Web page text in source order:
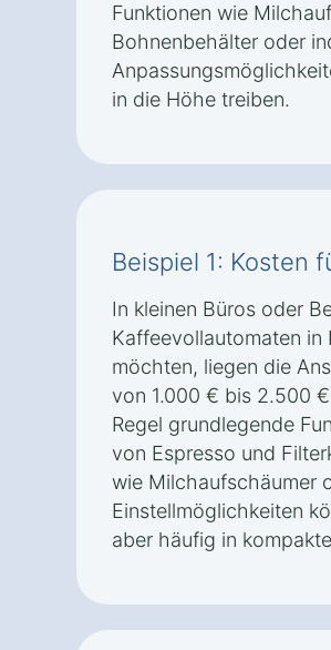
Funktionen wie
Bohnenbehälter oder
in die Höhe treiben.
Beispiel 1: Kosten
In kleinen Büros oder
Kaffeevollautomaten in
möchten, liegen die
von 1.000 € bis 2.500
Regel grundlegende
von Espresso und
wie Milchaufschäumer
Einstellmöglichkeiten
aber häufig in